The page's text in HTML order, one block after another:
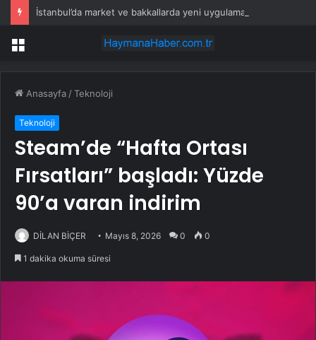
Menü
Anasayfa /Teknoloji
Teknoloji
Steam’de “Hafta Ortası
Fırsatları” başladı: Yüzde
90’a varan indirim
DİLAN BİÇER Mayıs 8, 2026 0 0
1 dakika okuma süresi